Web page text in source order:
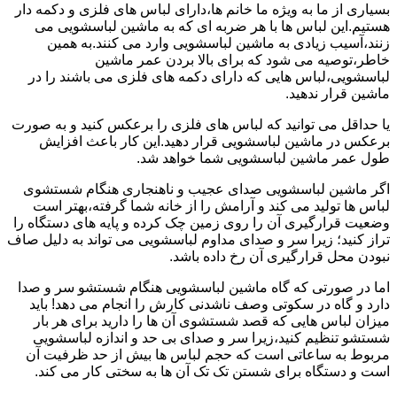
بسیاری از ما به ویژه ما خانم ها،دارای لباس های فلزی و دکمه دار
هستیم.این لباس ها با هر ضربه ای که به ماشین لباسشویی می
زنند،آسیب زیادی به ماشین لباسشویی وارد می کنند.به همین
خاطر،توصیه می شود که برای بالا بردن عمر ماشین
لباسشویی،لباس هایی که دارای دکمه های فلزی می باشند را در
ماشین قرار ندهید.
یا حداقل می توانید که لباس های فلزی را برعکس کنید و به صورت
برعکس در ماشین لباسشویی قرار دهید.این کار باعث افزایش
طول عمر ماشین لباسشویی شما خواهد شد.
اگر ماشین لباسشویی صدای عجیب و ناهنجاری هنگام شستشوی
لباس ها تولید می کند و آرامش را از خانه شما گرفته،بهتر است
وضعیت قرارگیری آن را روی زمین چک کرده و پایه های دستگاه را
تراز کنید؛ زیرا سر و صدای مداوم لباسشویی می تواند به دلیل صاف
نبودن محل قرارگیری آن رخ داده باشد.
اما در صورتی که گاه ماشین لباسشویی هنگام شستشو سر و صدا
دارد و گاه در سکوتی وصف ناشدنی کارش را انجام می دهد! باید
میزان لباس هایی که قصد شستشوی آن ها را دارید برای هر بار
شستشو تنظیم کنید،زیرا سر و صدای بی حد و اندازه لباسشویی
مربوط به ساعاتی است که حجم لباس ها بیش از حد ظرفیت آن
است و دستگاه برای شستن تک تک آن ها به سختی کار می کند.